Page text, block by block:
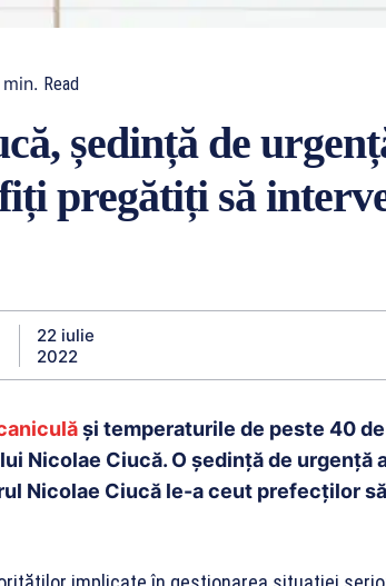
Read
ședință de
pregătiți să
22 iulie
2022
și temperaturile de peste 40
Nicolae Ciucă. O ședință de urgență
Nicolae Ciucă le-a ceut prefecților